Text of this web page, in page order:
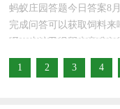
1、健康辟谣:空气炸锅做
蚂蚁庄园答题今日答案8
完成问答可以获取饲料
呢？小编已经帮大家准
看看吧。蚂蚁庄园答题今
1、健康辟谣:空气炸锅做
1 2 3 4